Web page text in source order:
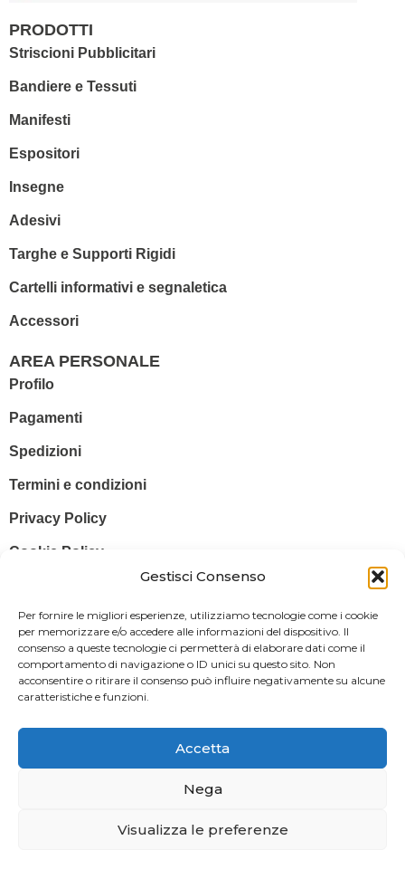
Gestisci Consenso
Per fornire le migliori esperienze, utilizziamo tecnologie come i cookie
per memorizzare e/o accedere alle informazioni del dispositivo. Il
consenso a queste tecnologie ci permetterà di elaborare dati come il
comportamento di navigazione o ID unici su questo sito. Non
acconsentire o ritirare il consenso può influire negativamente su alcune
caratteristiche e funzioni.
Accetta
Nega
Visualizza le preferenze
PRODOTTI
Striscioni Pubblicitari
Bandiere e Tessuti
Manifesti
Espositori
Insegne
Adesivi
Targhe e Supporti Rigidi
Cartelli informativi e segnaletica
Accessori
AREA PERSONALE
Profilo
Pagamenti
Spedizioni
Termini e condizioni
Privacy Policy
Cookie Policy
Legale: Via Silvio Pellico, 43 97015 MODICA (RG) – P. IVA: IT
01470350883
Powered ByIl Brandificio
Registro nazionale degli aiuti di Stato di cui all’art. 52 della L. 234/2012
in modo da adempiere all’obbligo informativo relativo ai contributi
concorrenza – art. 1, commi 125 – 129), successivamente modificata